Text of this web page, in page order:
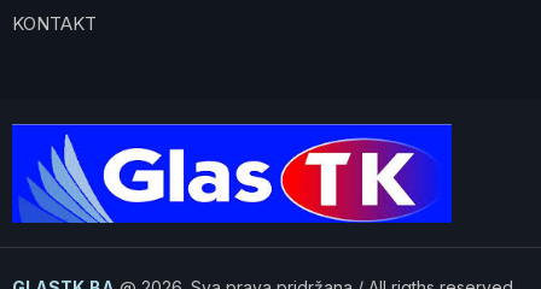
KONTAKT